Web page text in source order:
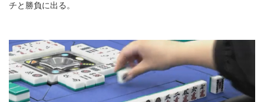
チと勝負に出る。